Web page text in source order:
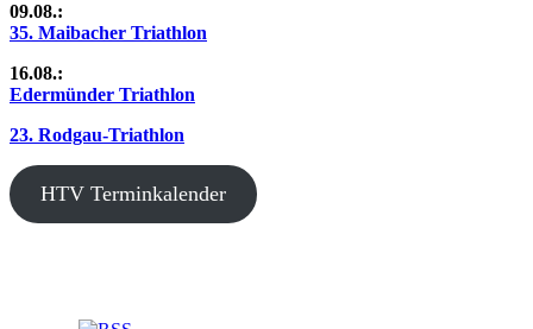
09.08.:
35. Maibacher Triathlon
16.08.:
Edermünder Triathlon
23. Rodgau-Triathlon
HTV Terminkalender